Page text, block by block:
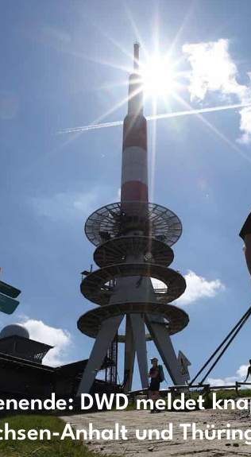
DWD meldet
Anhalt und